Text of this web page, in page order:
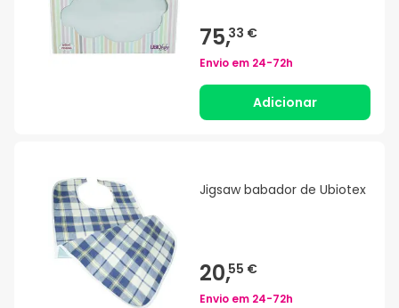
75,33 €
Envio em 24-72h
Adicionar
Jigsaw babador de Ubiotex
20,55 €
Envio em 24-72h